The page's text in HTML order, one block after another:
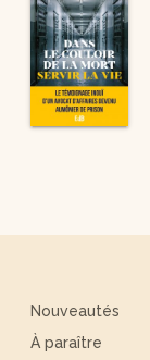
Nouveautés
À paraître